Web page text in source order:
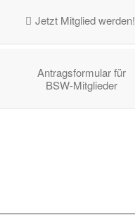
Jetzt Mitglied werden!
Antragsformular für
BSW-Mitglieder